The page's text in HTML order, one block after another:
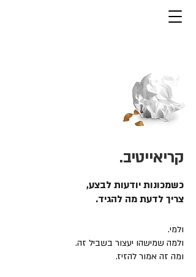
קריאייטיב.
כשמכונות יודעות לבצע,
צריך לדעת מה להגיד.
ולמי.
ולמה שמישהו יעצור בשביל זה.
ומה זה אמור להזיז.